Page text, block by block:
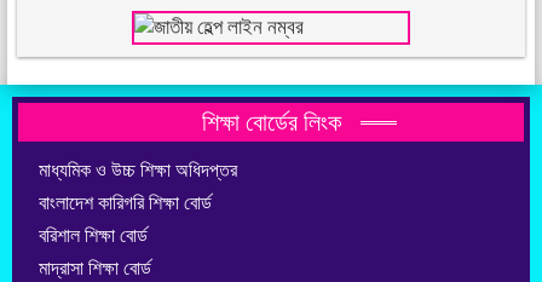
শিক্ষা বোর্ডের লিংক
মাধ্যমিক ও উচ্চ শিক্ষা অধিদপ্তর
বাংলাদেশ কারিগরি শিক্ষা বোর্ড
বরিশাল শিক্ষা বোর্ড
মাদ্রাসা শিক্ষা বোর্ড